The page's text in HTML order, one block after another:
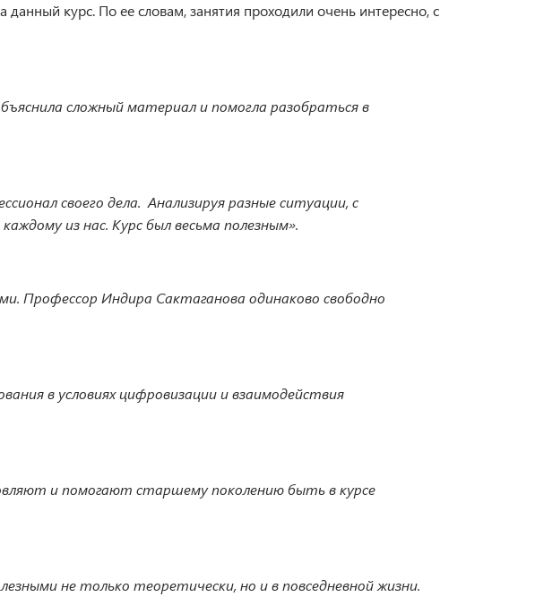
курс. По ее словам, занятия проходили очень интересно, с
сложный материал и помогла разобраться в
своего дела. Анализируя разные ситуации, с
из нас. Курс был весьма полезным».
Профессор Индира Сактаганова одинаково свободно
в условиях цифровизации и взаимодействия
и помогают старшему поколению быть в курсе
не только теоретически, но и в повседневной жизни.